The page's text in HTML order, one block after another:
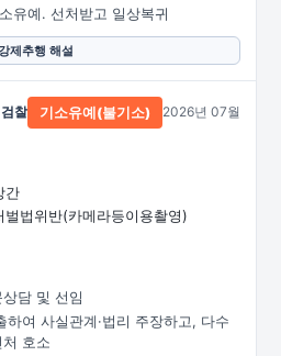
유예. 선처받고 일상복귀
강제추행 해설
간
벌법위반(카메라등이용촬영)
검찰 기소유예(불기소) 2026년 07월
담 및 선임
여 사실관계·법리 주장하고, 다수
호소